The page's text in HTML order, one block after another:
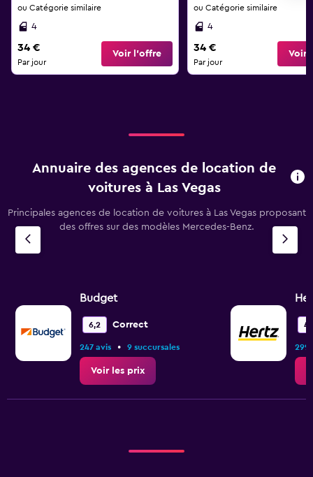
ou Catégorie similaire
4
34 €
Par jour
Voir l’offre
ou Catégorie similaire
4
34 €
Par jour
Voir
Annuaire des agences de location de
voitures à Las Vegas
Principales agences de location de voitures à Las Vegas proposant
des offres sur des modèles Mercedes-Benz.
Budget
6,2 Correct
247 avis • 9 succursales
Voir les prix
299